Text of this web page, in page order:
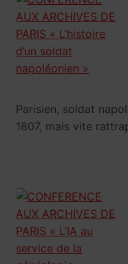
Parisien, soldat
1807, mais vite